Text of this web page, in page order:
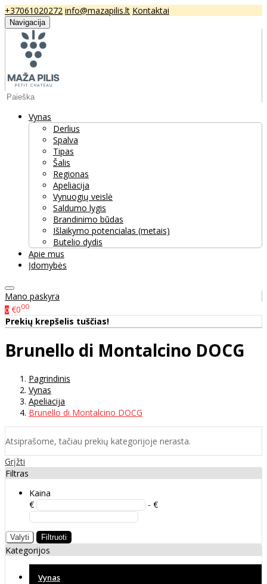
+37061020272 info@mazapilis.lt Kontaktai
Navigacija
Vynas
Derlius
Spalva
Tipas
Šalis
Regionas
Apeliacija
Vynuogių veislė
Saldumo lygis
Brandinimo būdas
Išlaikymo potencialas (metais)
Butelio dydis
Apie mus
Įdomybės
Mano paskyra
0 €000
Prekių krepšelis tuščias!
Brunello di Montalcino DOCG
Pagrindinis
Vynas
Apeliacija
Brunello di Montalcino DOCG
Atsiprašome, tačiau prekių kategorijoje nerasta.
Grįžti
Filtras
Kaina
€
- €
Valyti Filtruoti
Kategorijos
Vynas